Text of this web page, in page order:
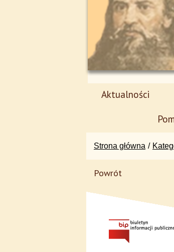
Aktualności
Strona główna
Powrót